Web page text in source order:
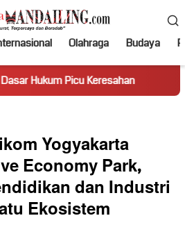
Olahraga Budaya
Keresahan Truk Miring
Yogyakarta
Economy Park,
dan Industri
Ekosistem